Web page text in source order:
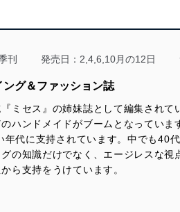
合させます。
び安全性を確保するために、下記セ
止及び是正に努めます。
ことのできる機器及び当該機器を取
刊 発売日：2,4,6,10月の12日
グ＆ファッション誌
ミセス』の姉妹誌として編集され
ハンドメイドがブームとなってい
代に支持されています。中でも40
の知識だけでなく、エージレスな
ら支持をうけています。